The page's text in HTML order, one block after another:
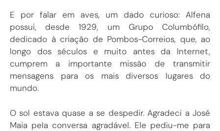
E por falar em aves, um dado curioso: Alfena
possui, desde 1929, um Grupo Columbófilo,
dedicado à criação de Pombos-Correios, que, ao
longo dos séculos e muito antes da Internet,
cumprem a importante missão de transmitir
mensagens para os mais diversos lugares do
mundo.
O sol estava quase a se despedir. Agradeci a José
Maia pela conversa agradável. Ele pediu-me para